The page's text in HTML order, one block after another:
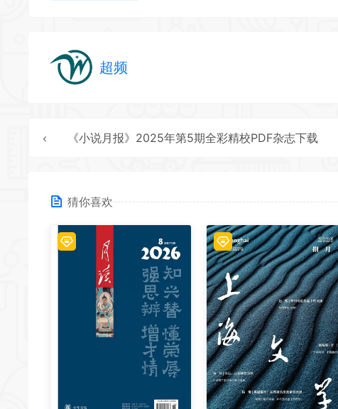
超频
《小说月报》2025年第5期全彩精校PDF杂志下载
猜你喜欢